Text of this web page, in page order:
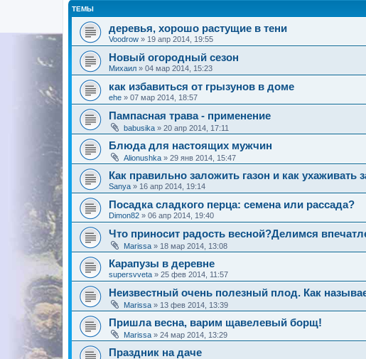
ТЕМЫ
деревья, хорошо растущие в тени
Voodrow » 19 апр 2014, 19:55
Новый огородный сезон
Михаил » 04 мар 2014, 15:23
как избавиться от грызунов в доме
ehe » 07 мар 2014, 18:57
Пампасная трава - применение
babusika » 20 апр 2014, 17:11
Блюда для настоящих мужчин
Alionushka » 29 янв 2014, 15:47
Как правильно заложить газон и как ухаживать
Sanya » 16 апр 2014, 19:14
Посадка сладкого перца: семена или рассада?
Dimon82 » 06 апр 2014, 19:40
Что приносит радость весной?Делимся
Marissa » 18 мар 2014, 13:08
Карапузы в деревне
supersvveta » 25 фев 2014, 11:57
Неизвестный очень полезный плод. Как
Marissa » 13 фев 2014, 13:39
Пришла весна, варим щавелевый борщ!
Marissa » 24 мар 2014, 13:29
Праздник на даче